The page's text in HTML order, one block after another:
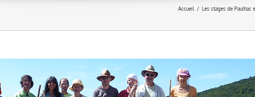
Accueil / Les stages de Paulhac